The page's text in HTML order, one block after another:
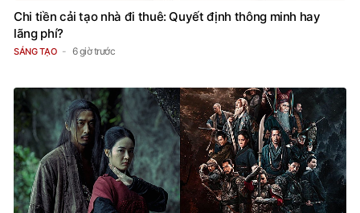
Chi tiền cải tạo nhà đi thuê: Quyết định thông minh hay
lãng phí?
SÁNG TẠO 6 giờ trước